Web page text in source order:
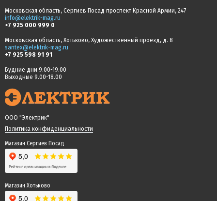
Московская область, Сергиев Посад проспект Красной Армии, 247
info@elektrik-mag.ru
+7 925 000 999 0
Московская область, Хотьково, Художественный проезд, д. 8
santex@elektrik-mag.ru
+7 925 598 91 91
Будние дни 9.00-19.00
Выходные 9.00-18.00
ООО "Электрик"
Политика конфиденциальности
Магазин Сергиев Посад
Магазин Хотьково